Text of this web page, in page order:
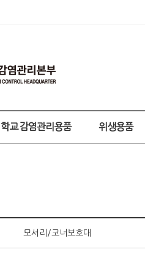
학교 감염관리용품 위생용품
모서리/코너보호대